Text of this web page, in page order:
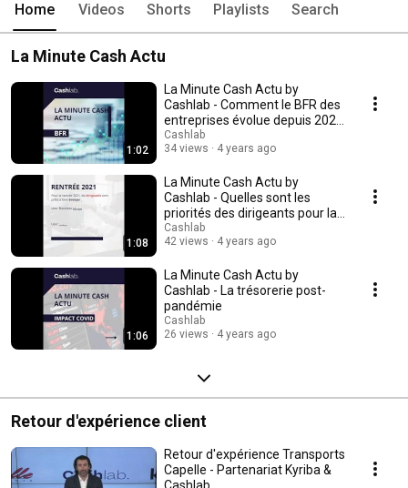
Home Videos Shorts Playlists Search
La Minute Cash Actu
1:02
La Minute Cash Actu by
Cashlab - Comment le BFR des
entreprises évolue depuis 2020
?
Cashlab
34 views
4 years ago
1:08
La Minute Cash Actu by
Cashlab - Quelles sont les
priorités des dirigeants pour la
rentrée 2021 ?
Cashlab
42 views
4 years ago
1:06
La Minute Cash Actu by
Cashlab - La trésorerie post-
pandémie
Cashlab
26 views
4 years ago
Retour d'expérience client
Retour d'expérience Transports
Capelle - Partenariat Kyriba &